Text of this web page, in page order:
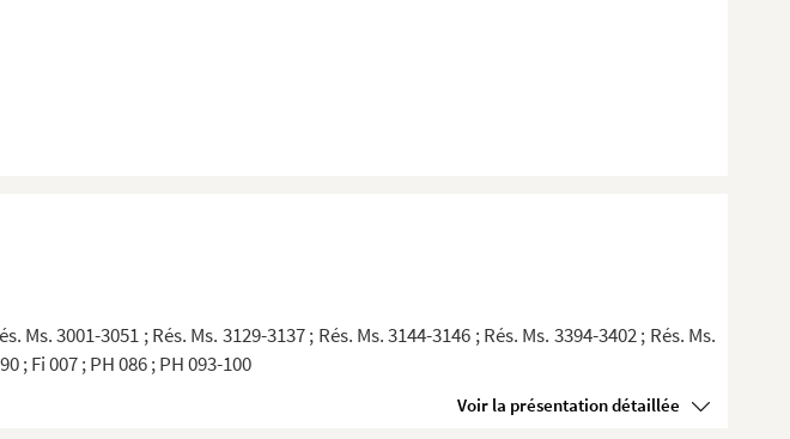
Ms. 3001-3051 ; Rés. Ms. 3129-3137 ; Rés. Ms. 3144-3146 ; Rés. Ms. 3394-3402 ; Rés. Ms.
; Fi 007 ; PH 086 ; PH 093-100
Voir la présentation détaillée